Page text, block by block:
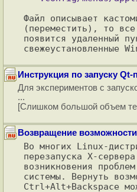
Файл описывает
(переместить), то
появится удаленный
Инструкция по запуску
Для экспериментов с
...
[Слишком большой объем
Возвращение
Во многих Linux-
перезапуска X-
возникновения
системы. Вернуть
Ctrl+Alt+Backspace